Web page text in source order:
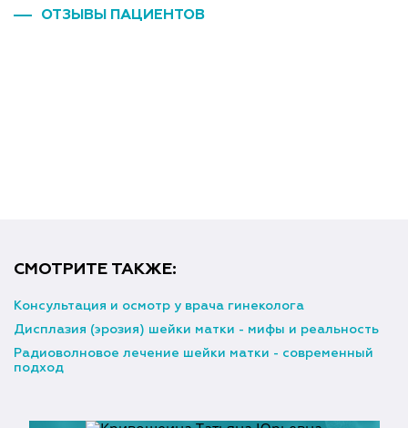
ОТЗЫВЫ ПАЦИЕНТОВ
СМОТРИТЕ ТАКЖЕ:
Консультация и осмотр у врача гинеколога
Дисплазия (эрозия) шейки матки - мифы и реальность
Радиоволновое лечение шейки матки - современный
подход